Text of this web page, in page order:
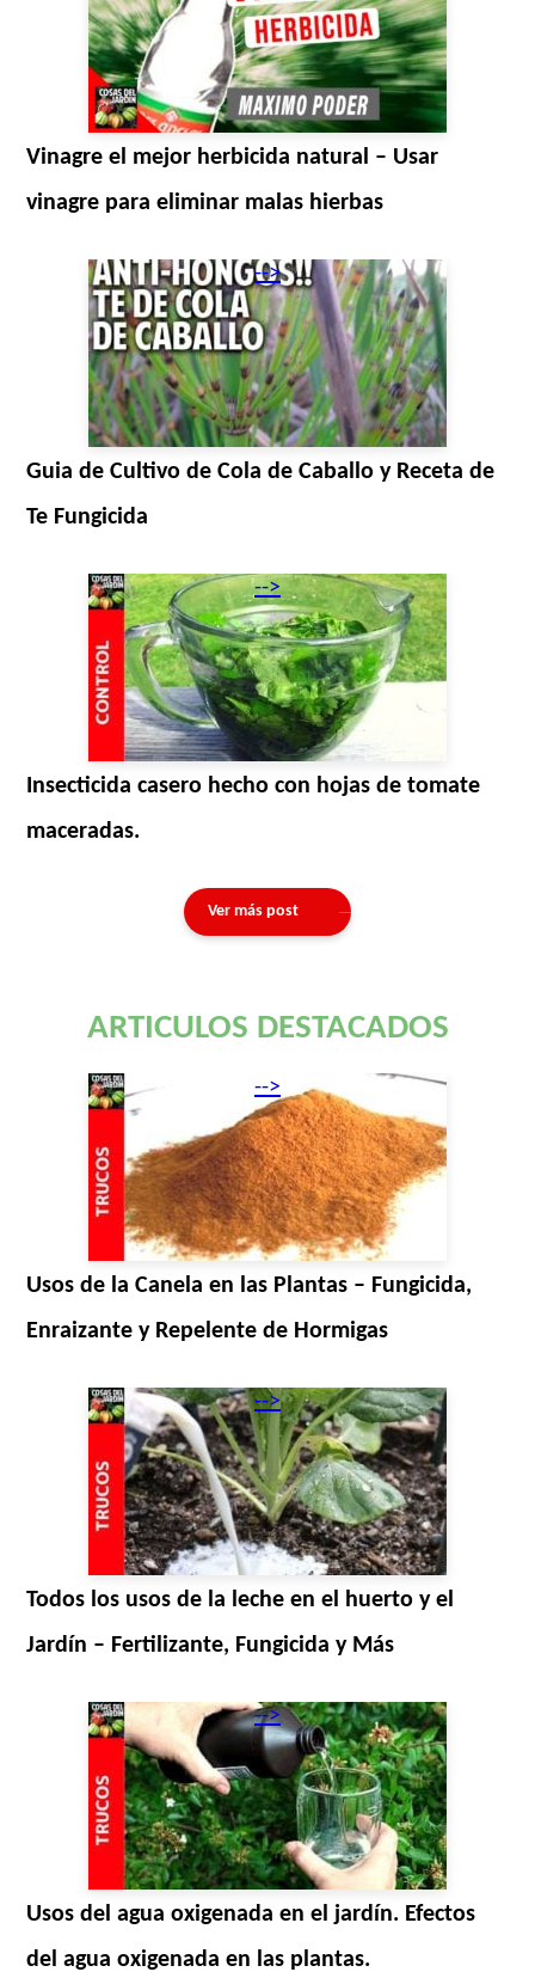
Vinagre el mejor herbicida natural – Usar
vinagre para eliminar malas hierbas
-->
Guia de Cultivo de Cola de Caballo y Receta de
Te Fungicida
-->
Insecticida casero hecho con hojas de tomate
maceradas.
Ver más post
ARTICULOS DESTACADOS
-->
Usos de la Canela en las Plantas – Fungicida,
Enraizante y Repelente de Hormigas
-->
Todos los usos de la leche en el huerto y el
Jardín – Fertilizante, Fungicida y Más
-->
Usos del agua oxigenada en el jardín. Efectos
del agua oxigenada en las plantas.